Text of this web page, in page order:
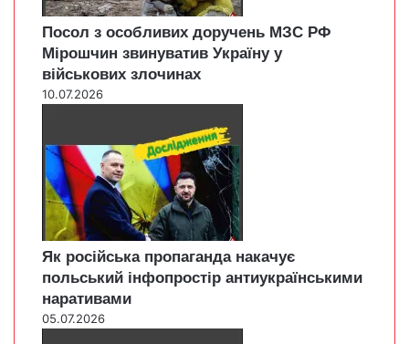
Посол з особливих доручень МЗС РФ
Мірошчин звинуватив Україну у
військових злочинах
10.07.2026
Як російська пропаганда накачує
польський інфопростір антиукраїнськими
наративами
05.07.2026